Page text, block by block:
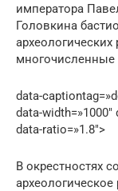
императора
Головкина
многочисленные
data-
data-
data-ratio=»1.8″>
В окрестностях